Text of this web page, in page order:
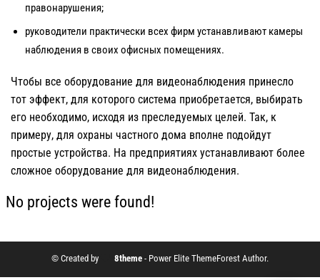
правонарушения;
руководители практически всех фирм устанавливают камеры
наблюдения в своих офисных помещениях.
Чтобы все оборудование для видеонаблюдения принесло
тот эффект, для которого система приобретается, выбирать
его необходимо, исходя из преследуемых целей. Так, к
примеру, для охраны частного дома вполне подойдут
простые устройства. На предприятиях устанавливают более
сложное оборудование для видеонаблюдения.
No projects were found!
© Created by 8theme - Power Elite ThemeForest Author.